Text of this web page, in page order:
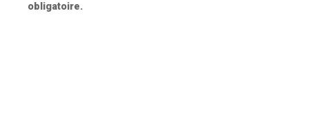
obligatoire.